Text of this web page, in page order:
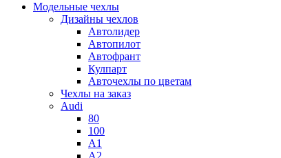
Модельные чехлы
Дизайны чехлов
Автолидер
Автопилот
Автофрант
Кулпарт
Авточехлы по цветам
Чехлы на заказ
Audi
80
100
A1
A2